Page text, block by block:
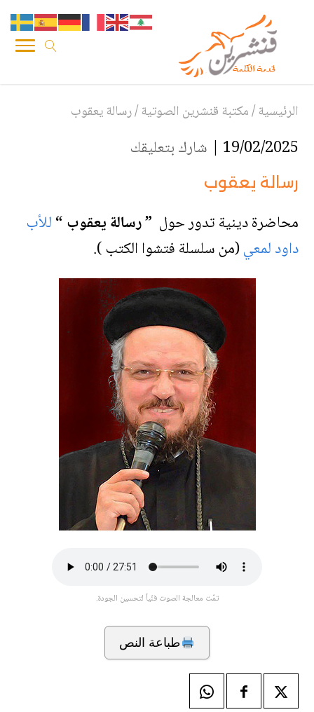
الرئيسية/مكتبة قنشرين الصوتية/رسالة يعقوب
19/02/2025 | شارك بتعليقك
رسالة يعقوب
محاضرة دينية تدور حول ” رسالة يعقوب “للأب
داود لمعي(من سلسلة فتشوا الكتب ).
تمّت معالجة الصوت فنّياً لتحسين الجودة.
طباعة النص